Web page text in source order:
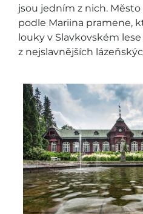
jsou jedním z nich.
podle Mariina pramene,
louky v Slavkovském
z nejslavnějších